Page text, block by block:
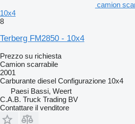
camion
10x4
8
Terberg FM2850 - 10x4
Prezzo su richiesta
Camion scarrabile
2001
Carburante diesel Configurazione 10x4
Paesi Bassi, Weert
C.A.B. Truck Trading BV
Contattare il venditore